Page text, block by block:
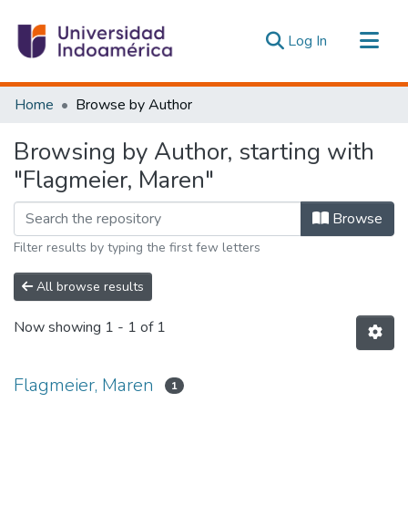
Log In (current)
Communities & Collections
Estadísticas Externas
Home Browse by Author
Browsing by Author, starting with
"Flagmeier, Maren"
Browse
Filter results by typing the first few letters
All browse results
Now showing 1 - 1 of 1
Flagmeier, Maren 1